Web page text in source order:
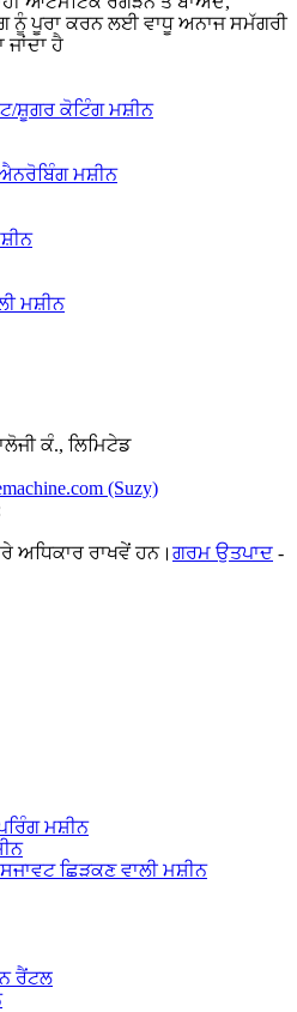
ਨੂੰ ਪੂਰਾ ਕਰਨ ਲਈ ਵਾਧੂ ਅਨਾਜ ਸਮੱਗਰੀ
ਹੈ
ਸ਼ੂਗਰ ਕੋਟਿੰਗ ਮਸ਼ੀਨ
ਮਸ਼ੀਨ
ਮਸ਼ੀਨ
ਕੰ., ਲਿਮਿਟੇਡ
(Suzy)
ਅਧਿਕਾਰ ਰਾਖਵੇਂ ਹਨ। ਗਰਮ ਉਤਪਾਦ -
ਮਸ਼ੀਨ
ਛਿੜਕਣ ਵਾਲੀ ਮਸ਼ੀਨ
ਰੈਂਟਲ